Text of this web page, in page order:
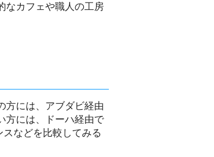
なカフェや職人の工房
方には、アブダビ経由
方には、ドーハ経由で
などを比較してみる